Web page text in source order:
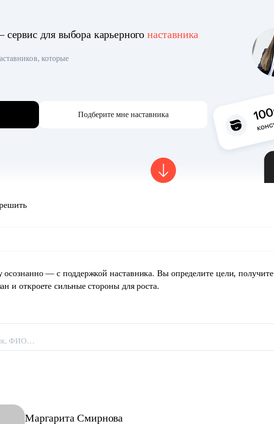
для выбора карьерного наставника
которые
Подберите мне наставника
осознанно — с поддержкой наставника. Вы определите цели, получите
и откроете сильные стороны для роста.
ФИО…
Маргарита Смирнова